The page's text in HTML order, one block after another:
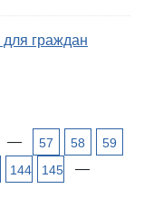
граждан
— 57 58
59
144 145 —